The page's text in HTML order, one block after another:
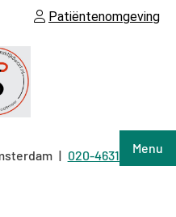
Patiëntenomgeving
Menu
Tel:
020-4631040